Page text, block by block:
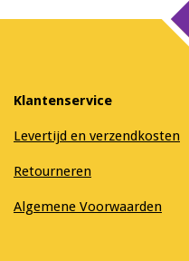
Klantenservice
Levertijd en verzendkosten
Retourneren
Algemene Voorwaarden